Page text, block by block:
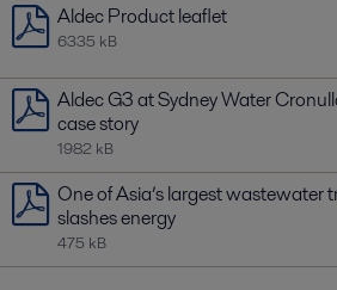
Aldec Product leaflet
6335 kB
Aldec G3 at Sydney Water
case story
1982 kB
One of Asia’s largest wastewater
slashes energy
475 kB